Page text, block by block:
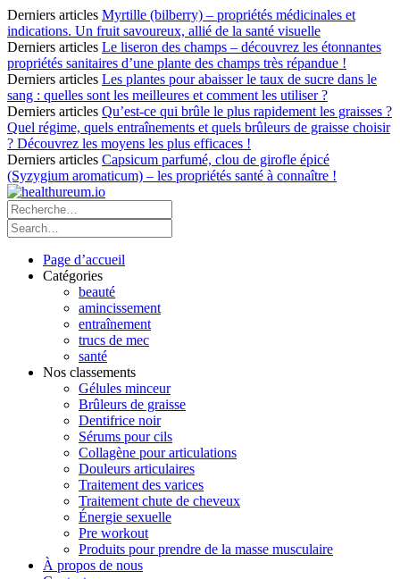
Derniers articles Myrtille (bilberry) – propriétés médicinales et
indications. Un fruit savoureux, allié de la santé visuelle
Derniers articles Le liseron des champs – découvrez les étonnantes
propriétés sanitaires d’une plante des champs très répandue !
Derniers articles Les plantes pour abaisser le taux de sucre dans le
sang : quelles sont les meilleures et comment les utiliser ?
Derniers articles Qu’est-ce qui brûle le plus rapidement les graisses ?
Quel régime, quels entraînements et quels brûleurs de graisse choisir
? Découvrez les moyens les plus efficaces !
Derniers articles Capsicum parfumé, clou de girofle épicé
(Syzygium aromaticum) – les propriétés santé à connaître !
Page d’accueil
Catégories
beauté
amincissement
entraînement
trucs de mec
santé
Nos classements
Gélules minceur
Brûleurs de graisse
Dentifrice noir
Sérums pour cils
Collagène pour articulations
Douleurs articulaires
Traitement des varices
Traitement chute de cheveux
Énergie sexuelle
Pre workout
Produits pour prendre de la masse musculaire
À propos de nous